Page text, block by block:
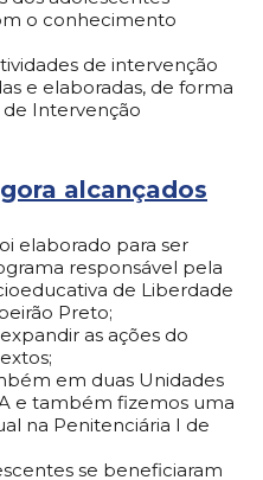
o conhecimento
de intervenção
e elaboradas, de forma
Intervenção
alcançados
elaborado para ser
responsável pela
de Liberdade
Preto;
as ações do
em duas Unidades
e também fizemos uma
na Penitenciária I de
se beneficiaram